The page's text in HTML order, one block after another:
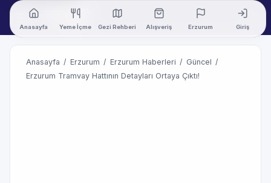
Anasayfa Yeme İçme Gezi Rehberi Alışveriş Erzurum Giriş
Anasayfa / Erzurum / Erzurum Haberleri / Güncel /
Erzurum Tramvay Hattının Detayları Ortaya Çıktı!